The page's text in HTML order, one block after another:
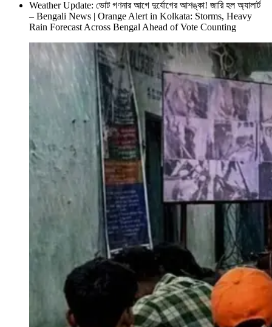
Weather Update: ভোট গণনার আগে দুর্যোগের আশঙ্কা! জারি হল অ্যালার্ট
– Bengali News | Orange Alert in Kolkata: Storms, Heavy
Rain Forecast Across Bengal Ahead of Vote Counting